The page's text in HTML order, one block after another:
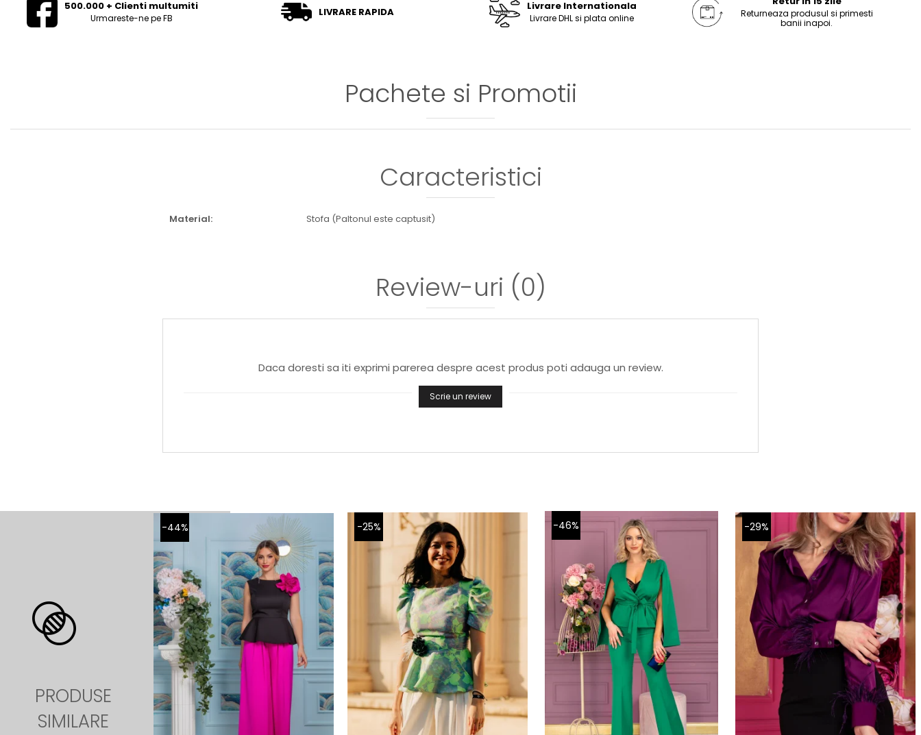
500.000 + Clienti multumiti
Urmareste-ne pe FB LIVRARE RAPIDA Livrare Internationala
Livrare DHL si plata online
Returneaza produsul si primesti
banii inapoi.
Pachete si Promotii
Caracteristici
Material: Stofa (Paltonul este captusit)
Review-uri (0)
Daca doresti sa iti exprimi parerea despre acest produs poti adauga un review.
Scrie un review
PRODUSE
SIMILARE
-44% -25% -46% -29%